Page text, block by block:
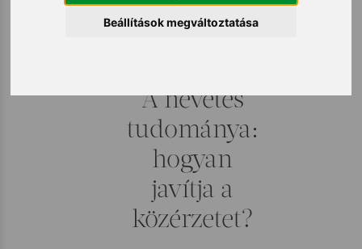
Beállítások megváltoztatása
A nevetés
tudománya:
hogyan
javítja a
közérzetet?